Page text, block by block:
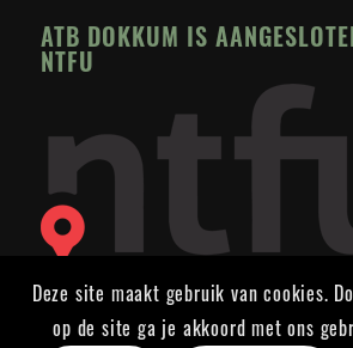
ATB DOKKUM IS
NTFU
Deze site maakt gebruik van cookies.
op de site ga je akkoord met ons